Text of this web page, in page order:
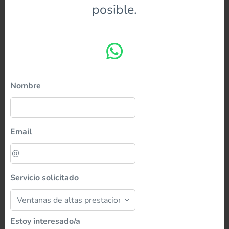
posible.
Nombre
Email
Servicio solicitado
Estoy interesado/a